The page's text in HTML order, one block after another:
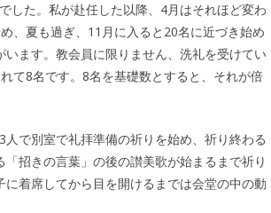
した。私が赴任した以降、4月はそれほど変わ
、夏も過ぎ、11月に入ると20名に近づき始め
ます。教会員に限りません、洗礼を受けてい
て8名です。8名を基礎数とすると、それが倍
で別室で礼拝準備の祈りを始め、祈り終わる
招きの言葉」の後の讃美歌が始まるまで祈り
着席してから目を開けるまでは会堂の中の動